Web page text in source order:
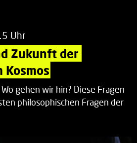
Uhr
Zukunft der
Kosmos
gehen wir hin? Diese Fragen
philosophischen Fragen der